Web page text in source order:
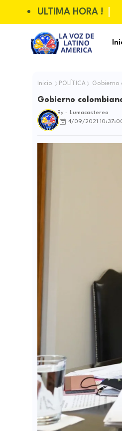
ULTIMA HORA !
Inicio POLÍTICA Gobierno
Gobierno
By -
Lumacastereo
4/09/2021